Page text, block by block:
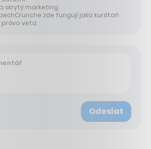
skrytý marketing.
zde fungují jako kurátoři
veta.
Odeslat